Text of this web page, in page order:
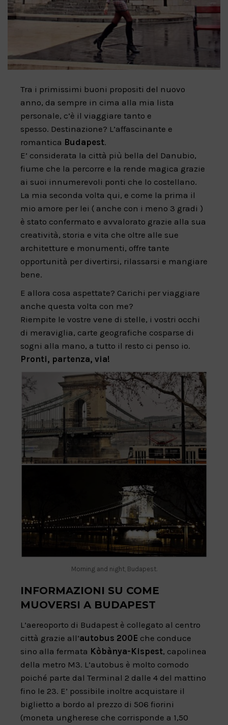
Tra i primissimi buoni propositi del nuovo
anno, da sempre in cima alla mia lista
personale, c’è il viaggiare tanto e
spesso. Destinazione? L’affascinante e
romantica Budapest.
E’ considerata la città più bella del Danubio,
fiume che la percorre e la rende magica grazie
ai suoi innumerevoli ponti che lo costellano.
La mia seconda volta qui, e come la prima il
mio amore per lei ( anche con i meno 3 gradi )
è stato confermato e avvalorato grazie alla sua
creatività, storia e vita che oltre alle sue
architetture e monumenti, offre tante
opportunità per divertirsi, rilassarsi e mangiare
bene.
E allora cosa aspettate? Carichi per viaggiare
anche questa volta con me?
Riempite le vostre vene di stelle, i vostri occhi
di meraviglia, carte geografiche cosparse di
sogni alla mano, a tutto il resto ci penso io.
Pronti, partenza, via!
Morning and night, Budapest.
INFORMAZIONI SU COME
MUOVERSI A BUDAPEST
L’aereoporto di Budapest è collegato al centro
città grazie all’autobus 200E che conduce
sino alla fermata Kòbànya-Kispest, capolinea
della metro M3. L’autobus è molto comodo
poiché parte dal Terminal 2 dalle 4 del mattino
fino le 23. E’ possibile inoltre acquistare il
biglietto a bordo al prezzo di 506 fiorini
(moneta ungherese che corrisponde a 1,50